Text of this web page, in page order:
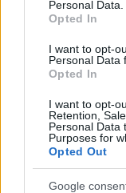
Personal Data.
Opted In
I want to opt-
Personal Data
Opted In
I want to opt-
Retention,
Personal Data
Purposes for
Opted Out
Google